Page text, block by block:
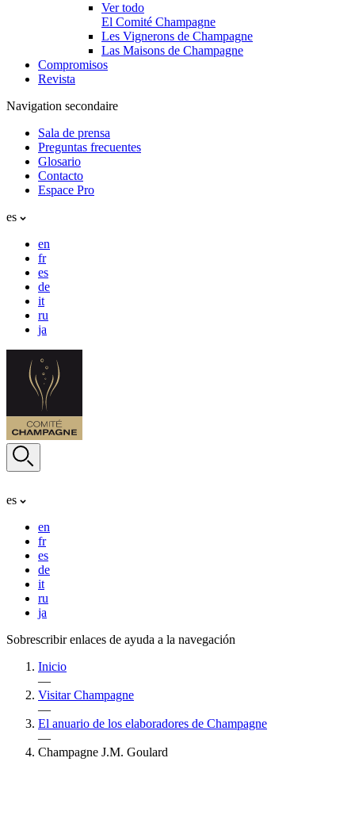
Ver todo
El Comité Champagne
Les Vignerons de Champagne
Las Maisons de Champagne
Compromisos
Revista
Navigation secondaire
Sala de prensa
Preguntas frecuentes
Glosario
Contacto
Espace Pro
es
en
fr
es
de
it
ru
ja
es
en
fr
es
de
it
ru
ja
Sobrescribir enlaces de ayuda a la navegación
Inicio
—
Visitar Champagne
—
El anuario de los elaboradores de Champagne
—
Champagne J.M. Goulard